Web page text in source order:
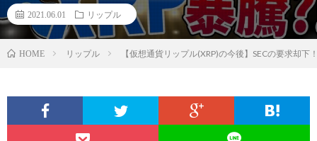
2021.06.01 リップル
HOME リップル 【仮想通貨リップル(XRP)の今後】SECの要求却